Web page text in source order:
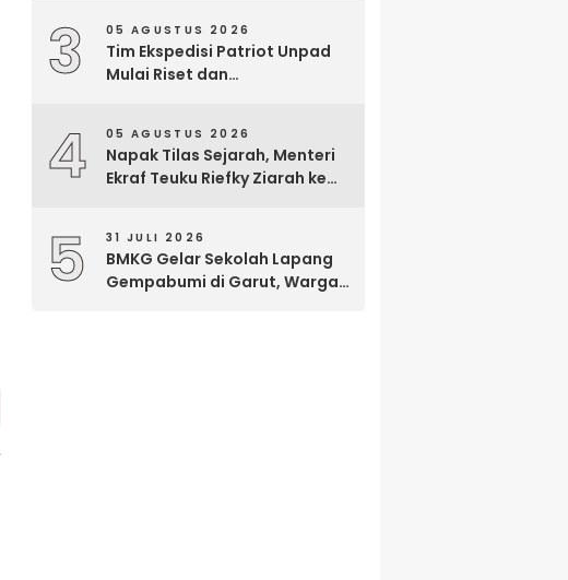
3 05 AGUSTUS 2026
Tim Ekspedisi Patriot Unpad
Mulai Riset dan
Tomage, Fakfak
4 05 AGUSTUS 2026
Napak Tilas Sejarah, Menteri
Ekraf Teuku Riefky Ziarah ke
5 31 JULI 2026
BMKG Gelar Sekolah Lapang
Gempabumi di Garut, Warga